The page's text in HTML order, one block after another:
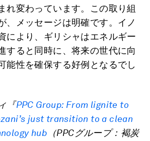
れ変わっています。この取り組
、メッセージは明確です。イノ
により、ギリシャはエネルギー
すると同時に、将来の世代に向
能性を確保する好例となるでし
『PPC Group:From lignite to
just transition to a clean
hub （PPCグループ：褐炭